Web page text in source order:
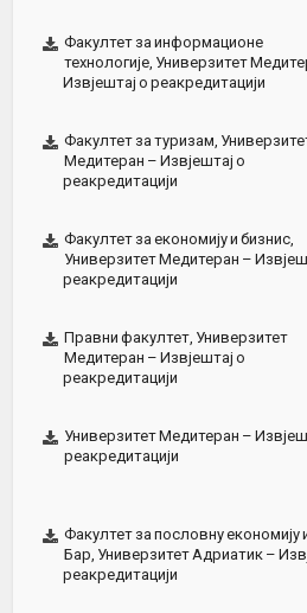
Факултет за информационе
технологије, Универзитет
Извјештај о реакредитацији
Факултет за туризам,
Медитеран – Извјештај о
реакредитацији
Факултет за економију и бизнис,
Универзитет Медитеран –
реакредитацији
Правни факултет, Универзитет
Медитеран – Извјештај о
реакредитацији
Универзитет Медитеран –
реакредитацији
Факултет за пословну економију
Бар, Универзитет Адриатик –
реакредитацији